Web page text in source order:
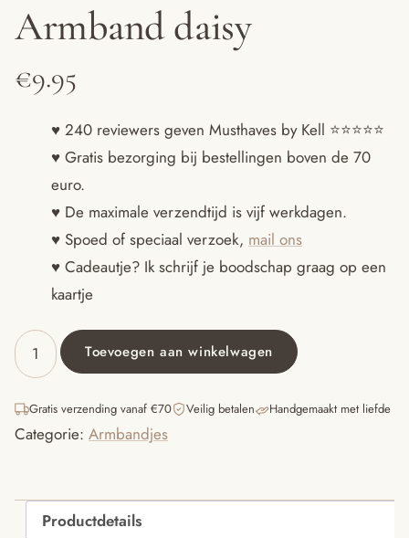
Armband daisy
€9.95
♥ 240 reviewers geven Musthaves by Kell ⭐️⭐️⭐️⭐️⭐️
♥ Gratis bezorging bij bestellingen boven de 70
euro.
♥ De maximale verzendtijd is vijf werkdagen.
♥ Spoed of speciaal verzoek, mail ons
♥ Cadeautje? Ik schrijf je boodschap graag op een
kaartje
Armband
daisy
Toevoegen aan winkelwagen
Gratis verzending vanaf €70 Veilig betalen Handgemaakt met liefde
Categorie: Armbandjes
Productdetails